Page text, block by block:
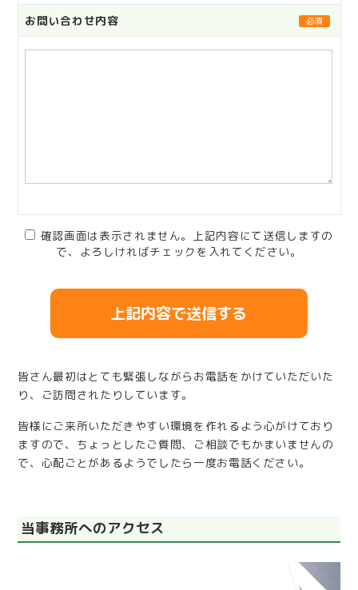
お問い合わせ内容 必須
確認画面は表示されません。上記内容にて送信しますの
で、よろしければチェックを入れてください。
皆さん最初はとても緊張しながらお電話をかけていただいた
り、ご訪問されたりしています。
皆様にご来所いただきやすい環境を作れるよう心がけており
ますので、ちょっとしたご質問、ご相談でもかまいませんの
で、心配ごとがあるようでしたら一度お電話ください。
当事務所へのアクセス